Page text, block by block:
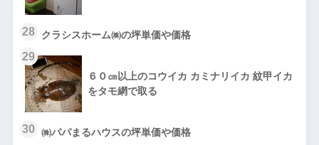
28 クラシスホーム㈱の坪単価や価格
29
６０㎝以上のコウイカ カミナリイカ 紋甲イカ
をタモ網で取る
30 ㈱パパまるハウスの坪単価や価格